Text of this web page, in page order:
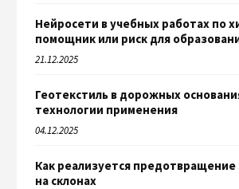
Нейросети в учебных работах по
помощник или риск для
21.12.2025
Геотекстиль в дорожных
технологии применения
04.12.2025
Как реализуется
на склонах